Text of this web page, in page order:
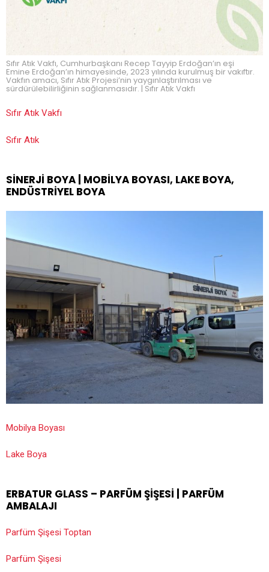
Sıfır Atık Vakfı, Cumhurbaşkanı Recep Tayyip Erdoğan’ın eşi
Emine Erdoğan’ın himayesinde, 2023 yılında kurulmuş bir vakıftır.
Vakfın amacı, Sıfır Atık Projesi’nin yaygınlaştırılması ve
sürdürülebilirliğinin sağlanmasıdır. | Sıfır Atık Vakfı
Sıfır Atık Vakfı
Sıfır Atık
SINERJI BOYA | MOBILYA BOYASI, LAKE BOYA,
ENDÜSTRIYEL BOYA
Mobilya Boyası
Lake Boya
ERBATUR GLASS – PARFÜM ŞIŞESI | PARFÜM
AMBALAJI
Parfüm Şişesi Toptan
Parfüm Şişesi